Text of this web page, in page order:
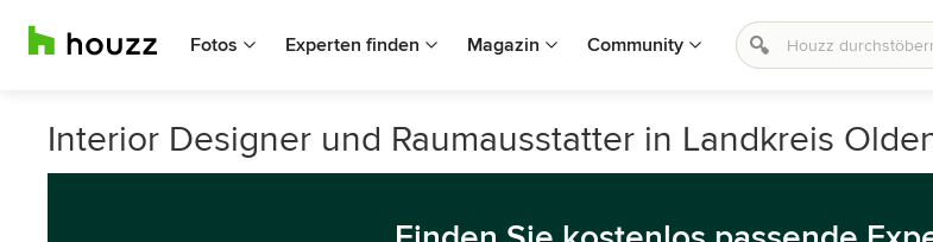
Fotos Experten finden Magazin Community
Interior Designer und Raumausstatter in Landkreis